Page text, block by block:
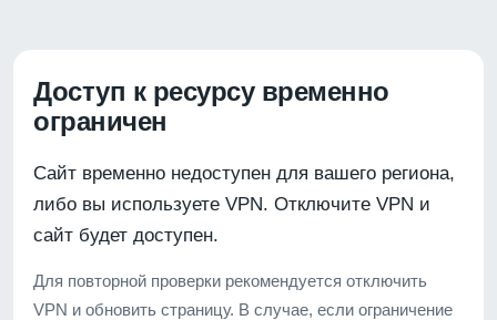
Доступ к ресурсу временно
ограничен
Сайт временно недоступен для вашего региона,
либо вы используете VPN. Отключите VPN и
сайт будет доступен.
Для повторной проверки рекомендуется отключить
VPN и обновить страницу. В случае, если ограничение